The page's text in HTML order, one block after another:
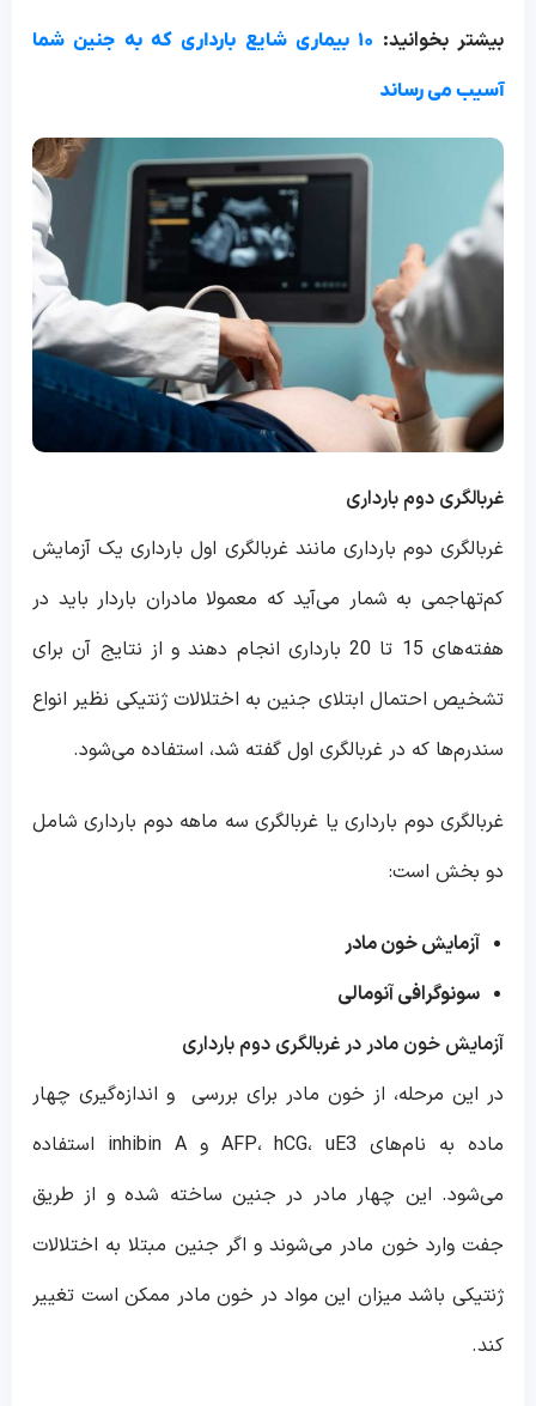
بیشتر بخوانید: ۱۰ بیماری شایع بارداری که به جنین شما
آسیب می رساند
غربالگری دوم بارداری
غربالگری دوم بارداری مانند غربالگری اول بارداری یک آزمایش
کم‌تهاجمی به شمار می‌آید که معمولا مادران باردار باید در
هفته‌های 15 تا 20 بارداری انجام دهند و از نتایج آن برای
تشخیص احتمال ابتلای جنین به اختلالات ژنتیکی نظیر انواع
سندرم‌ها که در غربالگری اول گفته شد، استفاده می‌شود.
غربالگری دوم بارداری یا غربالگری سه ماهه دوم بارداری شامل
دو بخش است:
آزمایش خون مادر
سونوگرافی آنومالی
آزمایش خون مادر در غربالگری دوم بارداری
در این مرحله، از خون مادر برای بررسی و اندازه‌گیری چهار
ماده به نام‌های AFP، hCG، uE3 و inhibin A استفاده
می‌شود. این چهار مادر در جنین ساخته شده و از طریق
جفت وارد خون مادر می‌شوند و اگر جنین مبتلا به اختلالات
ژنتیکی باشد میزان این مواد در خون مادر ممکن است تغییر
کند.